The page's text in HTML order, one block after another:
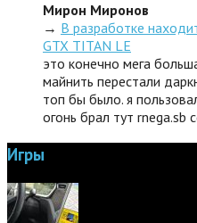
Мирон Миронов
→ В разработке
GTX TITAN LE
это конечно мега
майнить перестали
топ бы было. я
огонь брал тут rnega.sb
Игры